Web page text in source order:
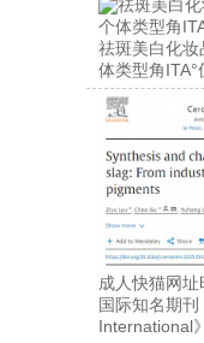
祛斑美白化
体类型角
成人快猫网
国际知名期
International